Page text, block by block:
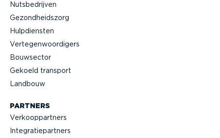
Nutsbe­drijven
Gezond­heidszorg
Hulpdiensten
Verte­gen­woor­digers
Bouwsector
Gekoeld transport
Landbouw
PARTNERS
Verkoop­partners
Integra­tie­partners